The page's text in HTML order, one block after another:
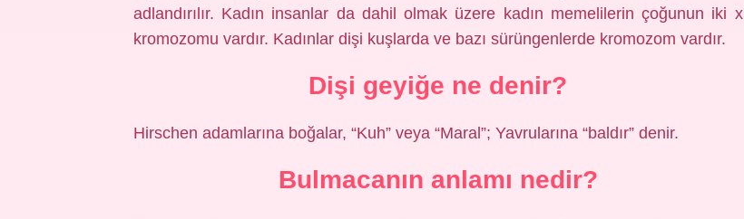
adlandırılır. Kadın insanlar da dahil olmak üzere kadın memelilerin çoğunun iki x
kromozomu vardır. Kadınlar dişi kuşlarda ve bazı sürüngenlerde kromozom vardır.
Dişi geyiğe ne denir?
Hirschen adamlarına boğalar, “Kuh” veya “Maral”; Yavrularına “baldır” denir.
Bulmacanın anlamı nedir?